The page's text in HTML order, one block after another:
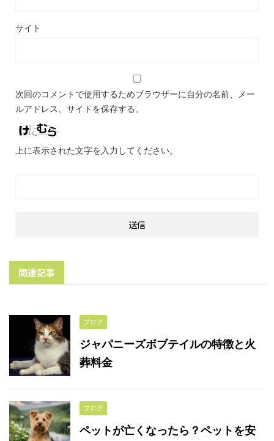
サイト
次回のコメントで使用するためブラウザーに自分の名前、メー
ルアドレス、サイトを保存する。
上に表示された文字を入力してください。
関連記事
ブログ
ジャパニーズボブテイルの特徴と火
葬料金
ブログ
ペットが亡くなったら？ペットを安